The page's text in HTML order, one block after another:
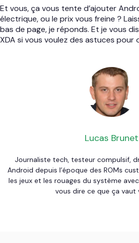
Et vous, ça vous tente d’ajouter
électrique, ou le prix vous freine ?
bas de page, je réponds. Et je vous
XDA si vous voulez des astuces pour
Lucas Brunet
Journaliste tech, testeur compulsif,
Android depuis l’époque des ROMs
les jeux et les rouages du système
vous dire ce que ça vaut